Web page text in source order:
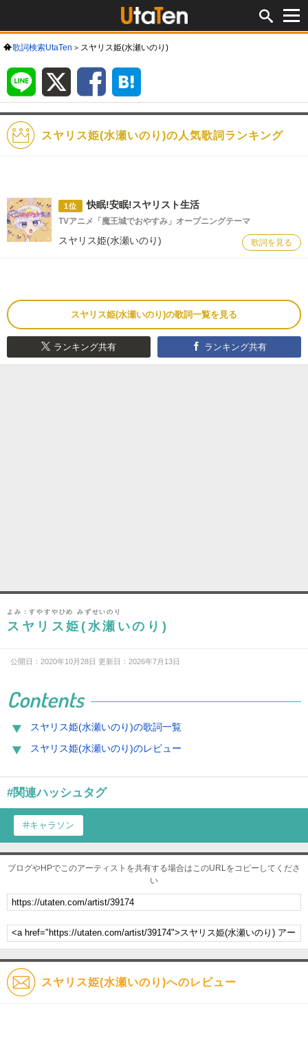
歌詞検索UtaTen スヤリス姫(水瀬いのり)
LINE Facebook
ク
ー
スヤリス姫(水瀬いのり)の人気歌詞ランキング
1位 快眠!安眠!スヤリスト生活
TVアニメ「魔王城でおやすみ」オープニングテーマ
スヤリス姫(水瀬いのり) 歌詞を見る
スヤリス姫(水瀬いのり)の歌詞一覧を見る
ランキング共有 ランキング共有
よみ：すやすやひめ みずせいのり
スヤリス姫(水瀬いのり)
公開日：2020年10月28日 更新日：2026年7月13日
Contents
スヤリス姫(水瀬いのり)の歌詞一覧
スヤリス姫(水瀬いのり)のレビュー
#関連ハッシュタグ
キャラソン
ブログやHPでこのアーティストを共有する場合はこのURLをコピーしてくださ
い
スヤリス姫(水瀬いのり)へのレビュー